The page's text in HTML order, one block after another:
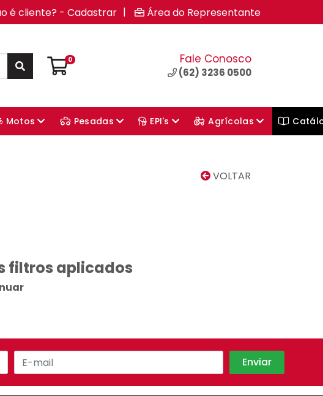
é cliente? - Cadastrar | Área do Representante
0 Fale Conosco
(62) 3236 0500
Motos Pesadas EPI's Agrícolas
VOLTAR
filtros aplicados